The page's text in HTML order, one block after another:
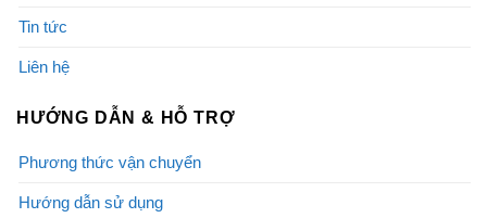
Tin tức
Liên hệ
HƯỚNG DẪN & HỖ TRỢ
Phương thức vận chuyển
Hướng dẫn sử dụng